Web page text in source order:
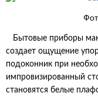
Бытовые приборы
создает ощущение
подоконник при
импровизированный
становятся белые